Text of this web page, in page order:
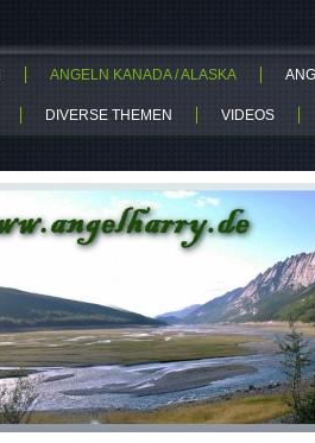
ANGELN KANADA / ALASKA
DIVERSE THEMEN VIDEOS